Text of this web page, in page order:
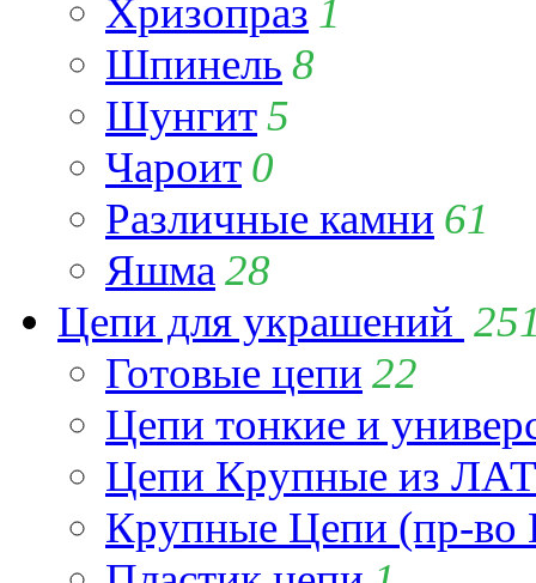
Хризопраз 1
Шпинель 8
Шунгит5
Чароит 0
Различные камни 61
Яшма 28
Цепи для украшений
Готовые цепи 22
Цепи тонкие и
Цепи Крупные из
Крупные Цепи (пр-во